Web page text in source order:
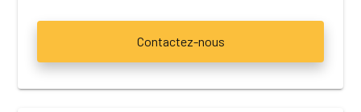
Contactez-nous